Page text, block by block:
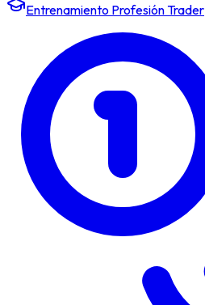
Entrenamiento Profesión Trader